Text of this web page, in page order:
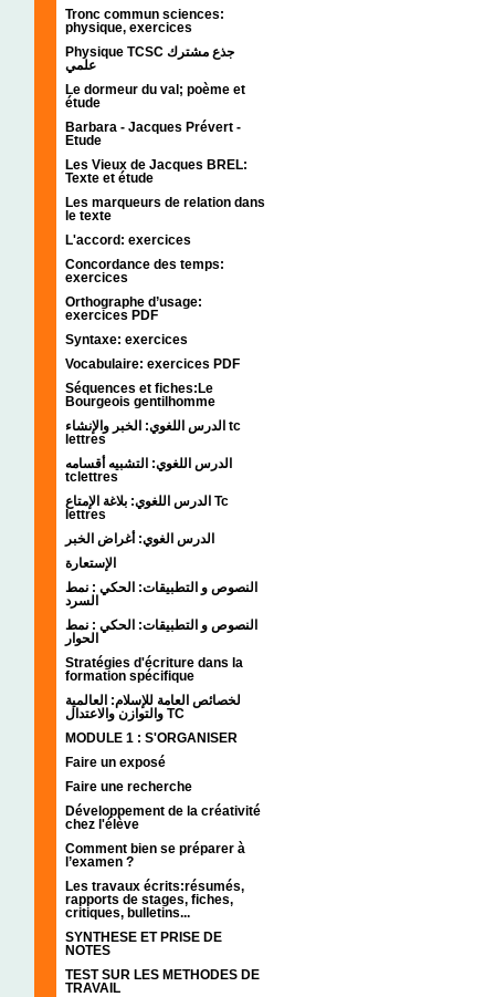
Tronc commun sciences:
physique, exercices
Physique TCSC جذع مشترك
علمي
Le dormeur du val; poème et
étude
Barbara - Jacques Prévert -
Etude
Les Vieux de Jacques BREL:
Texte et étude
Les marqueurs de relation dans
le texte
L'accord: exercices
Concordance des temps:
exercices
Orthographe d’usage:
exercices PDF
Syntaxe: exercices
Vocabulaire: exercices PDF
Séquences et fiches:Le
Bourgeois gentilhomme
الدرس اللغوي: الخبر والإنشاء tc
lettres
الدرس اللغوي: التشبيه أقسامه
tclettres
الدرس اللغوي: بلاغة الإمتاع Tc
lettres
الدرس الغوي: أغراض الخبر
الإستعارة
النصوص و التطبيقات: الحكي : نمط
السرد
النصوص و التطبيقات: الحكي : نمط
الحوار
Stratégies d'écriture dans la
formation spécifique
لخصائص العامة للإسلام: العالمية
والتوازن والاعتدال TC
MODULE 1 : S'ORGANISER
Faire un exposé
Faire une recherche
Développement de la créativité
chez l'élève
Comment bien se préparer à
l’examen ?
Les travaux écrits:résumés,
rapports de stages, fiches,
critiques, bulletins...
SYNTHESE ET PRISE DE
NOTES
TEST SUR LES METHODES DE
TRAVAIL